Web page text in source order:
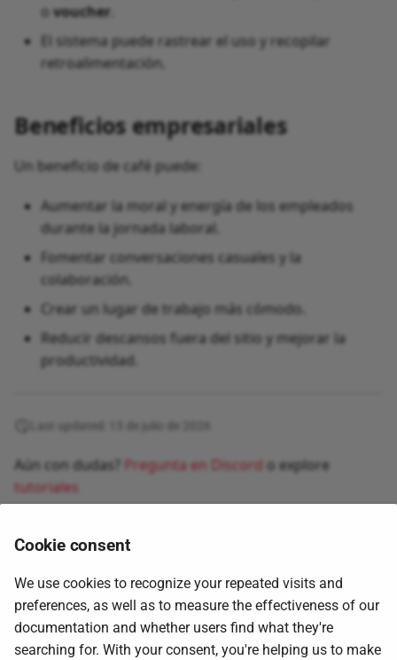
o voucher
El sistema puede rastrear el uso y recopilar
retroalimentación.
Beneficios empresariales
Un beneficio de café puede:
Aumentar la moral y energía de los empleados
durante la jornada laboral.
Fomentar conversaciones casuales y la
colaboración.
Crear un lugar de trabajo más cómodo.
Reducir descansos fuera del sitio y mejorar la
productividad.
Aún con dudas? Pregunta en Discord o explore
tutoriales
Cookie consent
We use cookies to recognize your repeated visits and
preferences, as well as to measure the effectiveness of our
documentation and whether users find what they're
searching for. With your consent, you're helping us to make